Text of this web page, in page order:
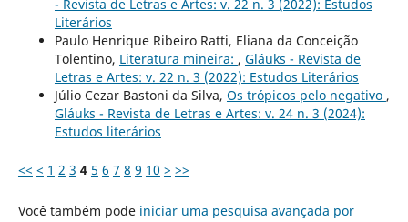
- Revista de Letras e Artes: v. 22 n. 3 (2022): Estudos
Literários
Paulo Henrique Ribeiro Ratti, Eliana da Conceição
Tolentino, Literatura mineira: , Gláuks - Revista de
Letras e Artes: v. 22 n. 3 (2022): Estudos Literários
Júlio Cezar Bastoni da Silva, Os trópicos pelo negativo ,
Gláuks - Revista de Letras e Artes: v. 24 n. 3 (2024):
Estudos literários
<< < 1 2 3 4 5 6 7 8 9 10 > >>
Você também pode iniciar uma pesquisa avançada por